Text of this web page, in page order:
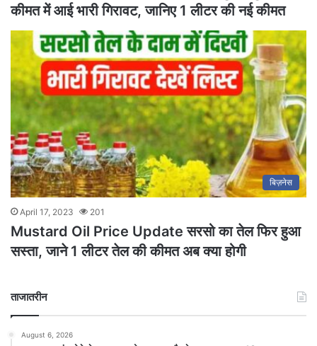
कीमत में आई भारी गिरावट, जानिए 1 लीटर की नई कीमत
बिज़नेस
April 17, 2023 201
Mustard Oil Price Update सरसो का तेल फिर हुआ
सस्ता, जाने 1 लीटर तेल की कीमत अब क्या होगी
ताजातरीन
August 6, 2026